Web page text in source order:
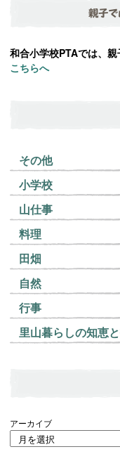
親子
和合小学校PTAでは、
こちらへ
その他
小学校
山仕事
料理
田畑
自然
行事
里山暮らしの知恵
アーカイブ